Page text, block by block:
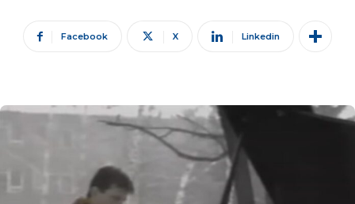
Facebook X Linkedin